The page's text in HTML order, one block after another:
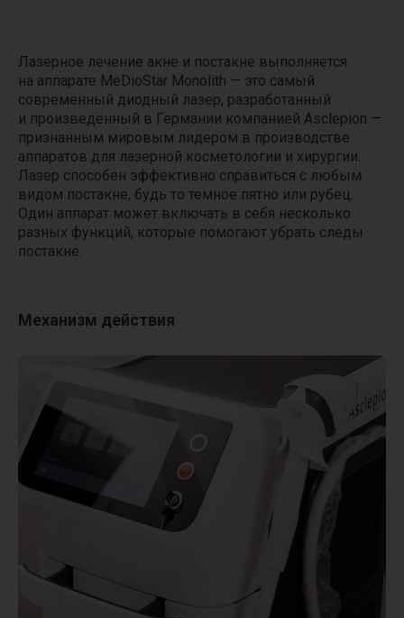
Лазерное лечение акне и постакне выполняется
на аппарате MeDioStar Monolith — это самый
современный диодный лазер, разработанный
и произведённый в Германии компанией Asclepion —
признанным мировым лидером в производстве
аппаратов для лазерной косметологии и хирургии.
Лазер способен эффективно справиться с любым
видом постакне, будь то темное пятно или рубец.
Один аппарат может включать в себя несколько
разных функций, которые помогают убрать следы
постакне.
Механизм действия